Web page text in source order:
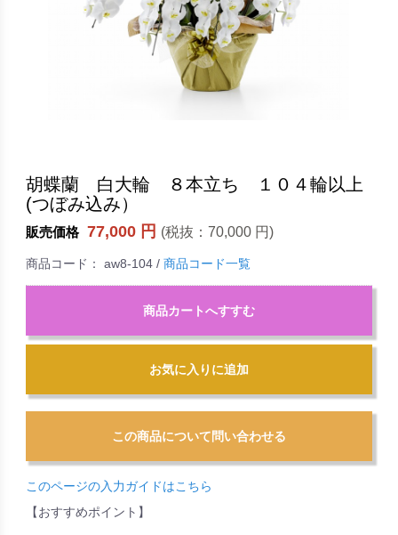
胡蝶蘭 白大輪 ８本立ち １０４輪以上
(つぼみ込み）
販売価格 77,000 円 (税抜： 70,000 円)
商品コード： aw8-104/ 商品コード一覧
商品カートへすすむ
お気に入りに追加
このページの入力ガイドはこちら
【おすすめポイント】